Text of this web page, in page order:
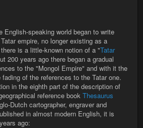
English-speaking world began to write
empire, no longer existing as a
is a little-known notion of a "Tatar
200 years ago there began a gradual
to the "Mongol Empire" and with it the
of the references to the Tatar one.
in the eighth part of the description of
reference book Thesaurus
Dutch cartographer, engraver and
in almost modern English, it is
ago: